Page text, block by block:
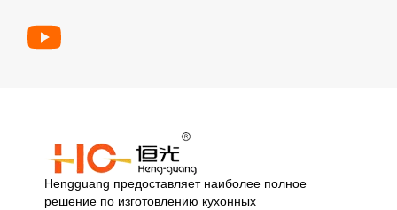
Hengguang предоставляет наиболее полное
решение по изготовлению кухонных